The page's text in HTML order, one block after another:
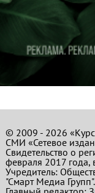
© 2009 - 2026
СМИ «Сетевое
Свидетельство о
февраля 2017
Учредитель:
"Смарт Медиа Групп".